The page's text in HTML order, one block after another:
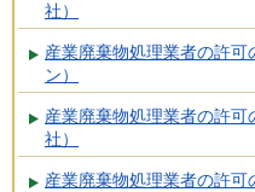
社）
産業廃棄物処理業者の許
ン）
産業廃棄物処理業者の許
社）
産業廃棄物処理業者の許